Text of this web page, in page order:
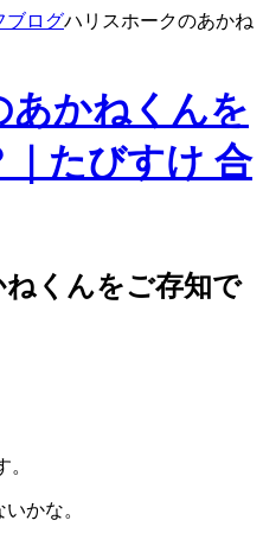
ブログハリスホークのあかね
あかねくんを
たびすけ 合
くんをご存知で
かな。